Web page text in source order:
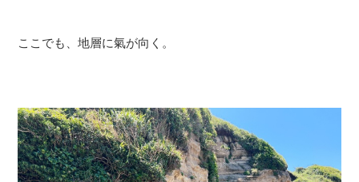
ここでも、地層に氣が向く。